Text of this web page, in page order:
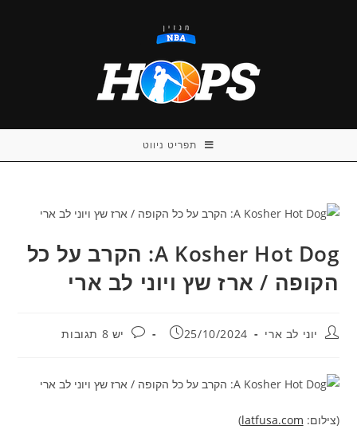
תפריט ניווט
A Kosher Hot Dog: הקרב על כל
הקופה / ארז שץ ויוני לב ארי
מחבר:יוני לב ארי פורסם:
25/10/2024 תגובות:
יש 8 תגובות
(צילום: latfusa.com
)